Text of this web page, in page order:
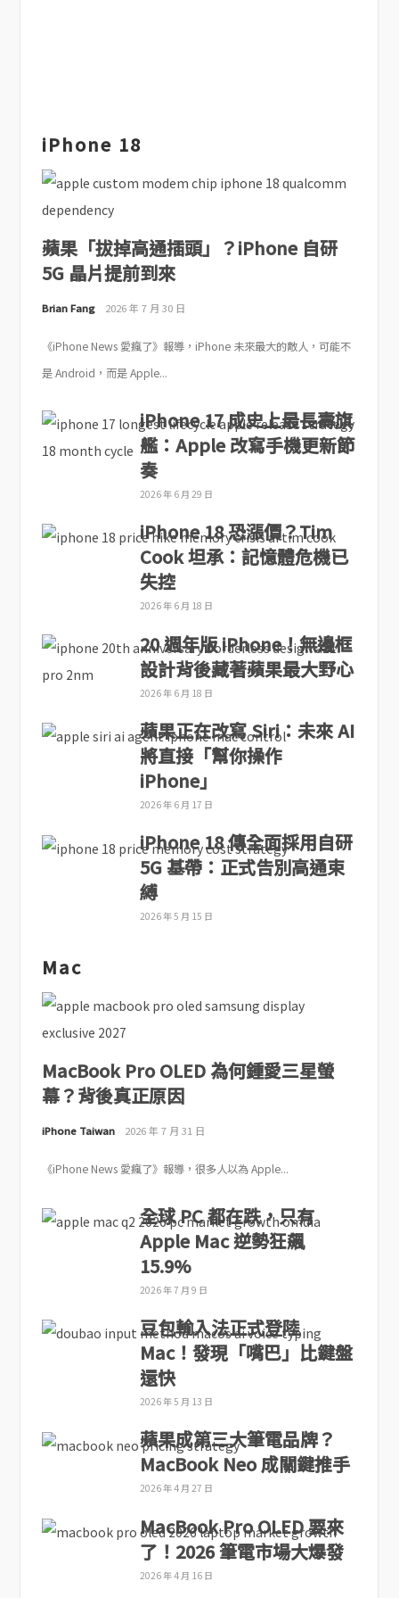
iPhone 18
蘋果「拔掉高通插頭」？iPhone 自研
5G 晶片提前到來
Brian Fang 2026 年 7 月 30 日
《iPhone News 愛瘋了》報導，iPhone 未來最大的敵人，可能不
是 Android，而是 Apple...
iPhone 17 成史上最長壽旗
艦：Apple 改寫手機更新節
奏
2026 年 6 月 29 日
iPhone 18 恐漲價？Tim
Cook 坦承：記憶體危機已
失控
2026 年 6 月 18 日
20 週年版 iPhone！無邊框
設計背後藏著蘋果最大野心
2026 年 6 月 18 日
蘋果正在改寫 Siri：未來 AI
將直接「幫你操作
iPhone」
2026 年 6 月 17 日
iPhone 18 傳全面採用自研
5G 基帶：正式告別高通束
縛
2026 年 5 月 15 日
Mac
MacBook Pro OLED 為何鍾愛三星螢
幕？背後真正原因
iPhone Taiwan 2026 年 7 月 31 日
《iPhone News 愛瘋了》報導，很多人以為 Apple...
全球 PC 都在跌，只有
Apple Mac 逆勢狂飆
15.9%
2026 年 7 月 9 日
豆包輸入法正式登陸
Mac！發現「嘴巴」比鍵盤
還快
2026 年 5 月 13 日
蘋果成第三大筆電品牌？
MacBook Neo 成關鍵推手
2026 年 4 月 27 日
MacBook Pro OLED 要來
了！2026 筆電市場大爆發
2026 年 4 月 16 日